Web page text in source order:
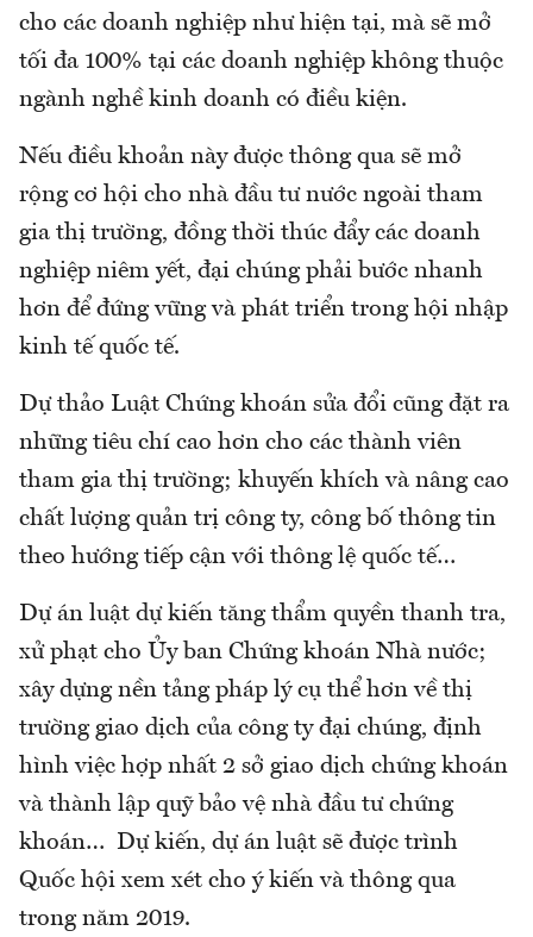
cho các doanh nghiệp như hiện tại, mà sẽ mở
tối đa 100% tại các doanh nghiệp không thuộc
ngành nghề kinh doanh có điều kiện.
Nếu điều khoản này được thông qua sẽ mở
rộng cơ hội cho nhà đầu tư nước ngoài tham
gia thị trường, đồng thời thúc đẩy các doanh
nghiệp niêm yết, đại chúng phải bước nhanh
hơn để đứng vững và phát triển trong hội nhập
kinh tế quốc tế.
Dự thảo Luật Chứng khoán sửa đổi cũng đặt ra
những tiêu chí cao hơn cho các thành viên
tham gia thị trường; khuyến khích và nâng cao
chất lượng quản trị công ty, công bố thông tin
theo hướng tiếp cận với thông lệ quốc tế…
Dự án luật dự kiến tăng thẩm quyền thanh tra,
xử phạt cho Ủy ban Chứng khoán Nhà nước;
xây dựng nền tảng pháp lý cụ thể hơn về thị
trường giao dịch của công ty đại chúng, định
hình việc hợp nhất 2 sở giao dịch chứng khoán
và thành lập quỹ bảo vệ nhà đầu tư chứng
khoán… Dự kiến, dự án luật sẽ được trình
Quốc hội xem xét cho ý kiến và thông qua
trong năm 2019.